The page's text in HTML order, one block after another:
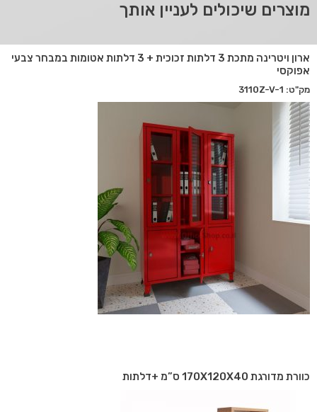
מוצרים שיכולים לעניין אותך
ארון ויטרינה מתכת 3 דלתות זכוכית + 3 דלתות אטומות במבחר צבעי
אפוקסי
מק"ט: 3110Z-V-1
כוורת מדורגת 170X120X40 ס”מ +דלתות